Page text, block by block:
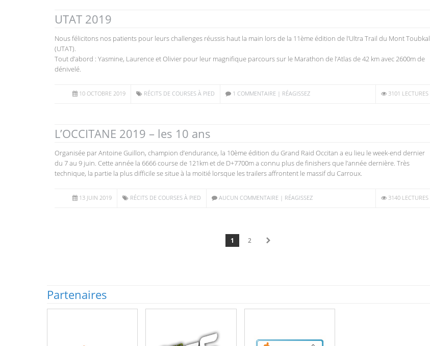
UTAT 2019
Nous félicitons nos patients pour leurs challenges réussis haut la main lors de la 11ème édition de l’Ultra Trail du Mont Toubkal
(UTAT).
Tout d’abord : Yasmine, Laurence et Olivier pour leur magnifique parcours sur le Marathon de l’Atlas de 42 km avec 2600m de
dénivelé.
10 OCTOBRE 2019 RÉCITS DE COURSES À PIED 1 COMMENTAIRE | RÉAGISSEZ 3101 LECTURES
L’OCCITANE 2019 – les 10 ans
Organisée par Antoine Guillon, champion d’endurance, la 10ème édition du Grand Raid Occitan a eu lieu le week-end dernier
du 7 au 9 juin. Cette année la 6666 course de 121km et de D+7700m a connu plus de finishers que l’année dernière. Très
technique, la partie la plus difficile se situe à la moitié lorsque les trailers affrontent le massif du Carroux.
13 JUIN 2019 RÉCITS DE COURSES À PIED AUCUN COMMENTAIRE | RÉAGISSEZ 3140 LECTURES
1 2
Partenaires